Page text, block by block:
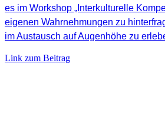
es im Workshop „Interkulturelle
eigenen Wahrnehmungen zu
im Austausch auf Augenhöhe zu
Link zum Beitrag